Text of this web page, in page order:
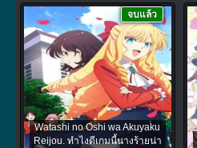
Watashi no Oshi wa Akuyaku
Reijou. ทำไงดีเกมนี้นางร้ายน่า
จบแล้ว